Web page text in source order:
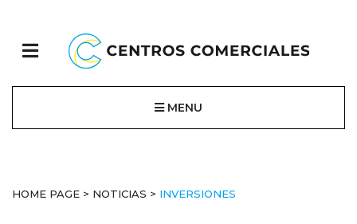
MENU
HOME PAGE > NOTICIAS > INVERSIONES